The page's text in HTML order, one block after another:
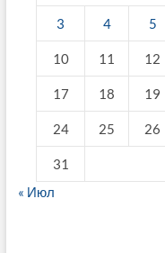
3 4 5
10 11 12
17 18 19
24 25 26
31
« Июл